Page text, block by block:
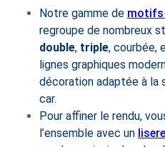
Notre gamme de motifs
regroupe de nombreux
double, triple, courbée,
lignes graphiques
décoration adaptée à la
car.
Pour affiner le rendu,
l’ensemble avec un